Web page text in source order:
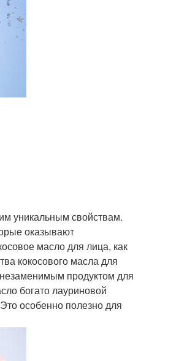
уникальным свойствам.
оказывают
масло для лица, как
кокосового масла для
продуктом для
богато лауриновой
особенно полезно для